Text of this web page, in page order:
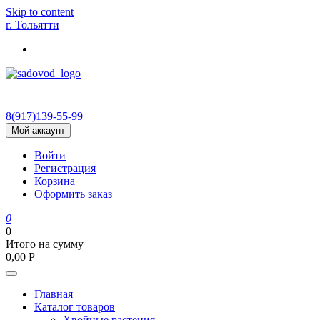
Skip to content
г. Тольятти
8(917)139‑55-99
Мой аккаунт
Войти
Регистрация
Корзина
Оформить заказ
0
0
Итого на сумму
0,00 Р
Главная
Каталог товаров